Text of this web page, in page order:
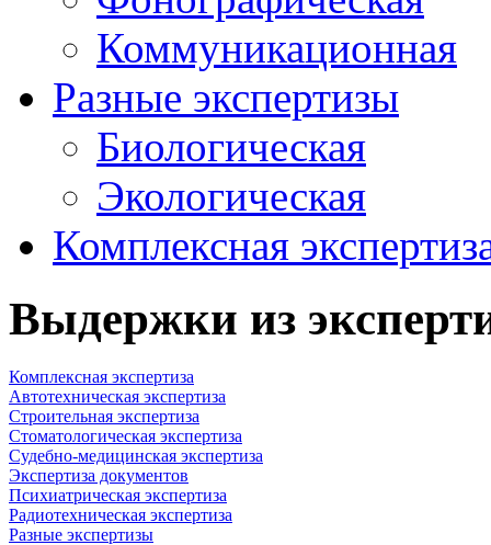
Коммуникационная
Разные экспертизы
Биологическая
Экологическая
Комплексная
Выдержки из
Комплексная экспертиза
Автотехническая экспертиза
Строительная экспертиза
Стоматологическая экспертиза
Судебно-медицинская экспертиза
Экспертиза документов
Психиатрическая экспертиза
Радиотехническая экспертиза
Разные экспертизы